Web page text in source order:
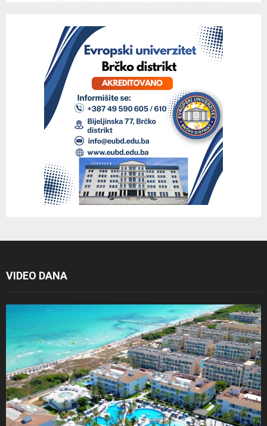
VIDEO DANA